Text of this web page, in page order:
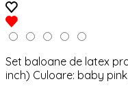
Set baloane de latex
inch) Culoare: baby